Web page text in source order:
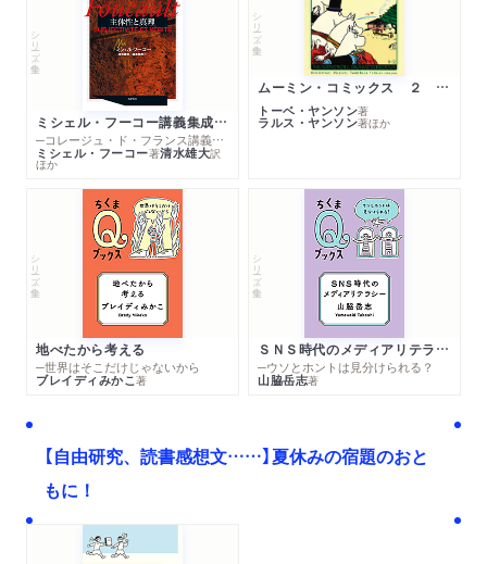
シリーズ・全集
ミシェル・フーコー講義集成１０ 主体性と真理
─コレージュ・ド・フランス講義１９８０－１９８１年度
ミシェル・フーコー著清水雄大訳
ほか
シリーズ・全集
ムーミン・コミックス ２ あこがれの遠い土地
トーベ・ヤンソン著
ラルス・ヤンソン著ほか
シリーズ・全集
地べたから考える
─世界はそこだけじゃないから
ブレイディみかこ著
シリーズ・全集
ＳＮＳ時代のメディアリテラシー
─ウソとホントは見分けられる？
山脇岳志著
【自由研究、読書感想文……】夏休みの宿題のおと
もに！